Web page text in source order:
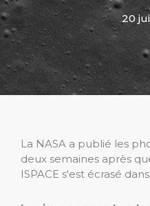
20
La NASA a publié les
deux semaines après
ISPACE s'est écrasé